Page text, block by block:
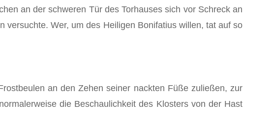
an der schweren Tür des Torhauses sich vor Schreck an
Wer, um des Heiligen Bonifatius willen, tat auf so
an den Zehen seiner nackten Füße zuließen, zur
die Beschaulichkeit des Klosters von der Hast